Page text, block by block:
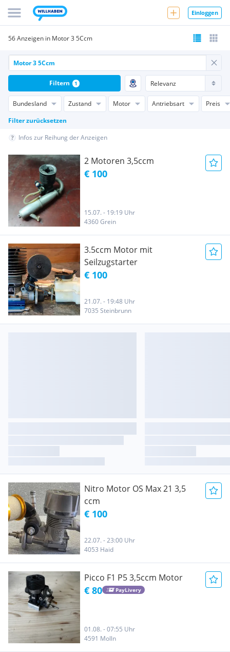
Einloggen
56 Anzeigen in Motor 3 5Ccm
Bundesland Zustand Motor Antriebsart
Preis
Filter zurücksetzen
Filtern 1
Infos zur Reihung der Anzeigen
2 Motoren 3,5ccm
€ 100
15.07. - 19:19 Uhr
4360 Grein
3.5ccm Motor mit
Seilzugstarter
€ 100
21.07. - 19:48 Uhr
7035 Steinbrunn
Nitro Motor OS Max 21 3,5
ccm
€ 100
22.07. - 23:00 Uhr
4053 Haid
Picco F1 P5 3,5ccm Motor
€ 80 PayLivery
01.08. - 07:55 Uhr
4591 Molln